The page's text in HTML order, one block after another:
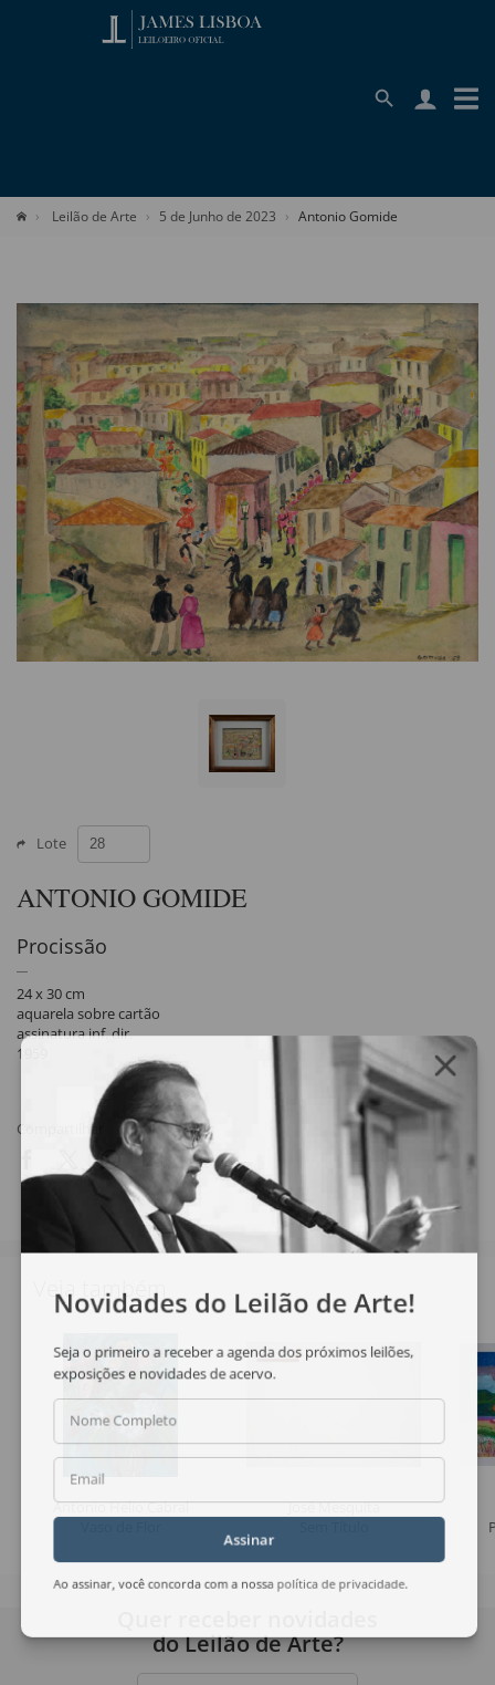
Leilão de Arte 5 de Junho de 2023 Antonio Gomide
Lote
ANTONIO GOMIDE
Procissão
24 x 30 cm
aquarela sobre cartão
assinatura inf. dir.
1959
Compartilhar
Veja também
Antonio Helio Cabral
José Mesquita
Novidades do Leilão de Arte!
Seja o primeiro a receber a agenda dos próximos leilões,
exposições e novidades de acervo.
Nome Completo
Email
Assinar
Ao assinar, você concorda com a nossa política de privacidade.
do Leilão de Arte?